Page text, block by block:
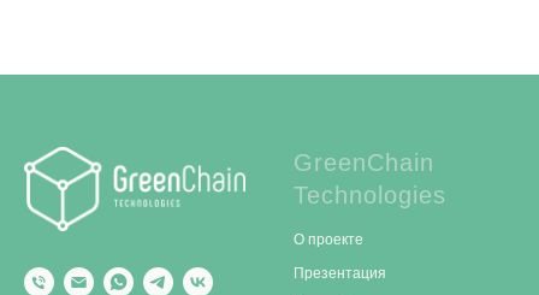
GreenChain
Technologies
О проекте
Презентация